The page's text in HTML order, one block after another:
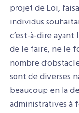
projet de Loi,
individus
c’est-à-dire
de le faire, ne le
nombre
sont de diverses
beaucoup en la
administratives à